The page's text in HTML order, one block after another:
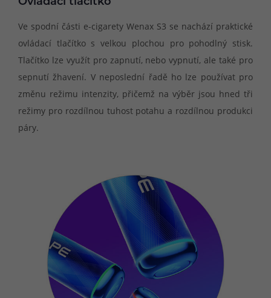
Ve spodní části e-cigarety Wenax S3 se nachází praktické
ovládací tlačítko s velkou plochou pro pohodlný stisk.
Tlačítko lze využít pro zapnutí, nebo vypnutí, ale také pro
sepnutí žhavení. V neposlední řadě ho lze používat pro
změnu režimu intenzity, přičemž na výběr jsou hned tři
režimy pro rozdílnou tuhost potahu a rozdílnou produkci
páry.